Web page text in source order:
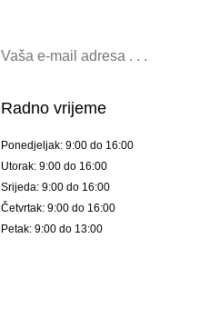
Radno vrijeme
Ponedjeljak: 9:00 do 16:00
Utorak: 9:00 do 16:00
Srijeda: 9:00 do 16:00
Četvrtak: 9:00 do 16:00
Petak: 9:00 do 13:00